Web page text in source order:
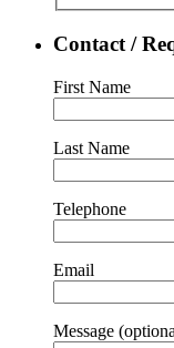
Contact /
First Name
Last Name
Telephone
Email
Message